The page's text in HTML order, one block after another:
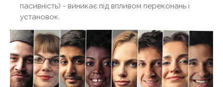
пасивність) - виникає під впливом переконань і
установок.